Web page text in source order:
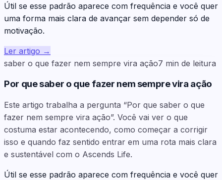
Útil se esse padrão aparece com frequência e você quer
uma forma mais clara de avançar sem depender só de
motivação.
Ler artigo →
saber o que fazer nem sempre vira ação7 min de leitura
Por que saber o que fazer nem sempre vira ação
Este artigo trabalha a pergunta “Por que saber o que
fazer nem sempre vira ação”. Você vai ver o que
costuma estar acontecendo, como começar a corrigir
isso e quando faz sentido entrar em uma rota mais clara
e sustentável com o Ascends Life.
Útil se esse padrão aparece com frequência e você quer